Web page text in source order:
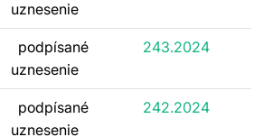
uznesenie
podpísané
uznesenie
243.2024
podpísané
uznesenie
242.2024